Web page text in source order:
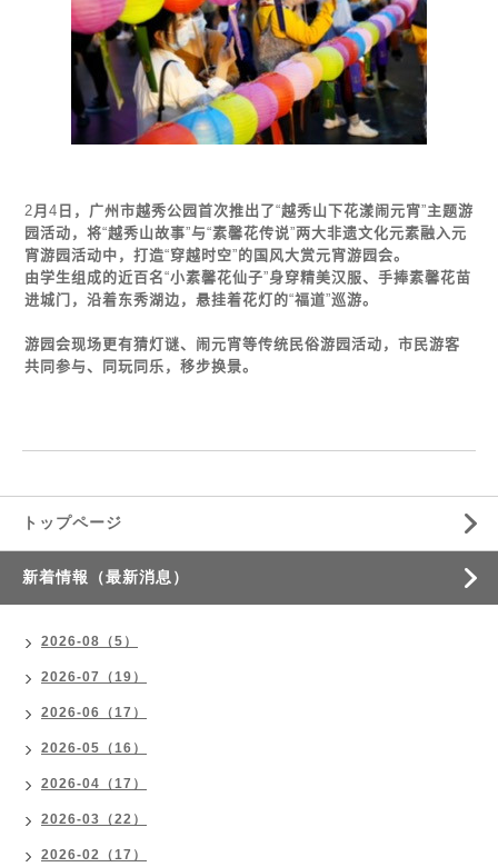
2月 4 日，广州市越秀公园首次推出了“越秀山下花漾闹 元宵”主题游
园活动 ，将“越秀山故事”与“素馨花传说”两大非遗文化元素融入元
宵游园活动中，打造“穿越 时空”的国 风大赏元宵游园会。
由学生组 成的近百名“小素馨花仙子”身穿精美汉服、手捧素馨花苗
进城门 ，沿着东秀湖边 ， 悬挂着花灯的“福道”巡游。
游园会现场更有猜灯谜、 闹 元宵等传统 民俗游园活动 ，市民游客
共同参与、同玩同 乐 ，移步换景。
トップページ
新着情報（最新消息）
2026-08（5）
2026-07（19）
2026-06（17）
2026-05（16）
2026-04（17）
2026-03（22）
2026-02（17）